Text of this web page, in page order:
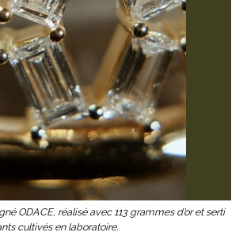
ODACE, réalisé avec 113 grammes d’or et serti
cultivés en laboratoire.